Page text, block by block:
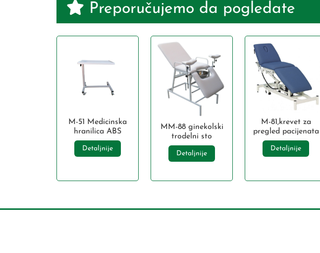
Preporučujemo da pogledate
M-51 Medicinska
hranilica ABS
Detaljnije
MM-88 ginekolski
trodelni sto
Detaljnije
M-81,krevet za
pregled pacijenata
Detaljnije